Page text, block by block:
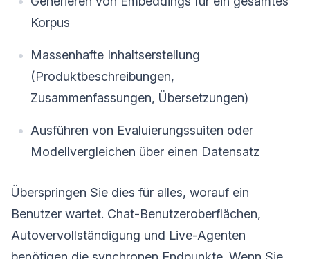
Korpus
Massenhafte Inhaltserstellung
(Produktbeschreibungen,
Zusammenfassungen, Übersetzungen)
Ausführen von Evaluierungssuiten oder
Modellvergleichen über einen Datensatz
Überspringen Sie dies für alles, worauf ein
Benutzer wartet. Chat-Benutzeroberflächen,
Autovervollständigung und Live-Agenten